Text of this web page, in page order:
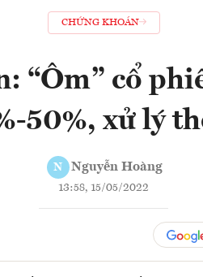
CHỨNG KHOÁN
“Ôm” cổ
50%, xử lý
N Nguyễn Hoàng
13:58, 15/05/2022